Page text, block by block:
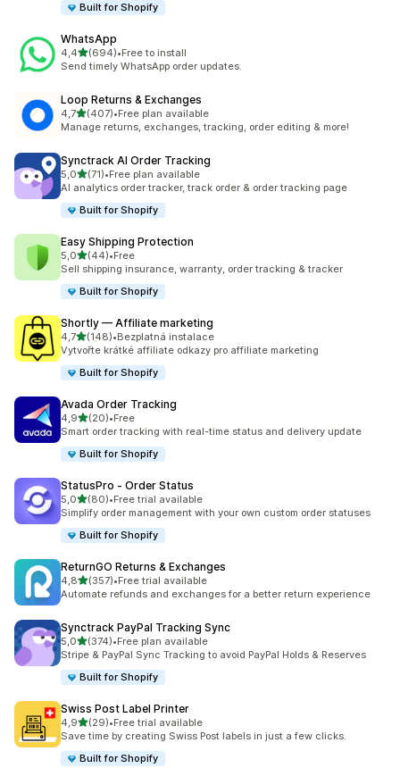
Built for Shopify
WhatsApp
4,4z 5 hvězd
(694)
Celkový počet recenzí: 694
•Free to install
Send timely WhatsApp order updates.
Loop Returns & Exchanges
4,7z 5 hvězd
(407)
Celkový počet recenzí: 407
•Free plan available
Manage returns, exchanges, tracking, order editing & more!
Synctrack AI Order Tracking
5,0z 5 hvězd
(71)
Celkový počet recenzí: 71
•Free plan available
AI analytics order tracker, track order & order tracking page
Built for Shopify
Easy Shipping Protection
5,0z 5 hvězd
(44)
Celkový počet recenzí: 44
•Free
Sell shipping insurance, warranty, order tracking & tracker
Built for Shopify
Shortly — Affiliate marketing
4,7z 5 hvězd
(148)
Celkový počet recenzí: 148
•Bezplatná instalace
Vytvořte krátké affiliate odkazy pro affiliate marketing
Built for Shopify
Avada Order Tracking
4,9z 5 hvězd
(20)
Celkový počet recenzí: 20
•Free
Smart order tracking with real-time status and delivery update
Built for Shopify
StatusPro ‑ Order Status
5,0z 5 hvězd
(80)
Celkový počet recenzí: 80
•Free trial available
Simplify order management with your own custom order statuses
Built for Shopify
ReturnGO Returns & Exchanges
4,8z 5 hvězd
(357)
Celkový počet recenzí: 357
•Free trial available
Automate refunds and exchanges for a better return experience
Synctrack PayPal Tracking Sync
5,0z 5 hvězd
(374)
Celkový počet recenzí: 374
•Free plan available
Stripe & PayPal Sync Tracking to avoid PayPal Holds & Reserves
Built for Shopify
Swiss Post Label Printer
4,9z 5 hvězd
(29)
Celkový počet recenzí: 29
•Free trial available
Save time by creating Swiss Post labels in just a few clicks.
Built for Shopify